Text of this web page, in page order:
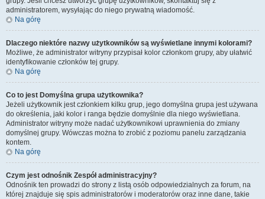
administratorem, wysyłając do niego prywatną wiadomość.
Na górę
Dlaczego niektóre nazwy użytkowników są wyświetlane innymi kolorami?
Możliwe, że administrator witryny przypisał kolor członkom grupy, aby ułatwić
identyfikowanie członków tej grupy.
Na górę
Co to jest Domyślna grupa użytkownika?
Jeżeli użytkownik jest członkiem kilku grup, jego domyślna grupa jest używana
do określenia, jaki kolor i ranga będzie domyślnie dla niego wyświetlana.
Administrator witryny może nadać użytkownikowi uprawnienia do zmiany
domyślnej grupy. Wówczas można to zrobić z poziomu panelu zarządzania
kontem.
Na górę
Czym jest odnośnik Zespół administracyjny?
Odnośnik ten prowadzi do strony z listą osób odpowiedzialnych za forum, na
której znajduje się spis administratorów i moderatorów oraz inne dane, takie